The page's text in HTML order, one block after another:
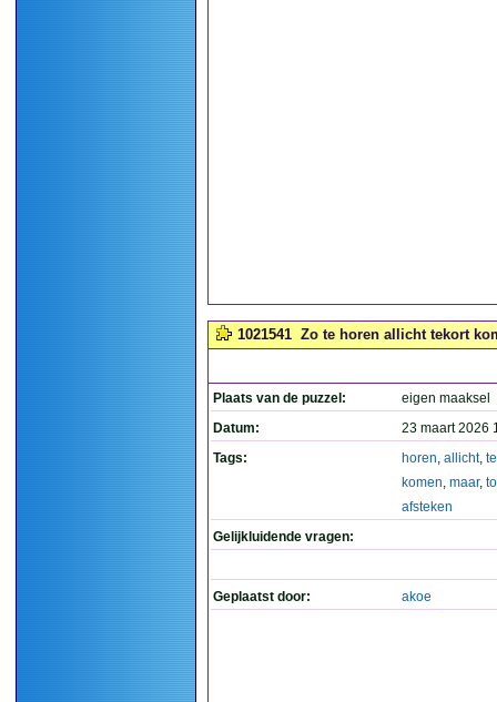
1021541 Zo te horen allicht tekort
Plaats van de puzzel:
eigen maaksel
Datum:
23 maart 2026
Tags:
horen, allicht,
komen, maar,
afsteken
Gelijkluidende vragen:
Geplaatst door: akoe